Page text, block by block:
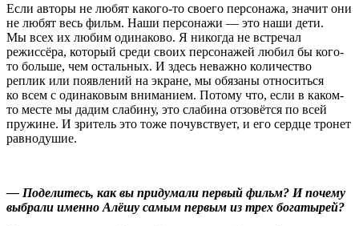
Если авторы не любят какого-то своего персонажа, значит они
не любят весь фильм. Наши персонажи — это наши дети.
Мы всех их любим одинаково. Я никогда не встречал
режиссёра, который среди своих персонажей любил бы кого-
то больше, чем остальных. И здесь неважно количество
реплик или появлений на экране, мы обязаны относиться
ко всем с одинаковым вниманием. Потому что, если в каком-
то месте мы дадим слабину, это слабина отзовётся по всей
пружине. И зритель это тоже почувствует, и его сердце тронет
равнодушие.
— Поделитесь, как вы придумали первый фильм? И почему
выбрали именно Алёшу самым первым из трех богатырей?